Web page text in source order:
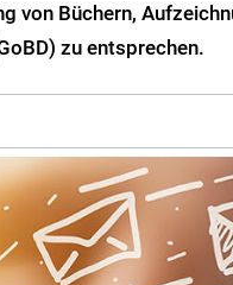
von Büchern,
zu entsprechen.